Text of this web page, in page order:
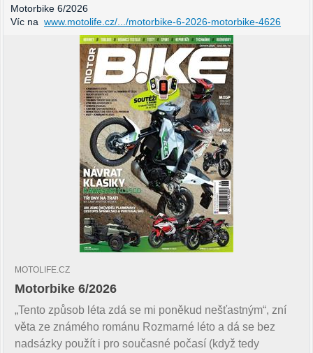
Motorbike 6/2026
Víc na www.motolife.cz/.../motorbike-6-2026-motorbike-4626
MOTOLIFE.CZ
Motorbike 6/2026
„Tento způsob léta zdá se mi poněkud nešťastným“, zní
věta ze známého románu Rozmarné léto a dá se bez
nadsázky použít i pro současné počasí (když tedy